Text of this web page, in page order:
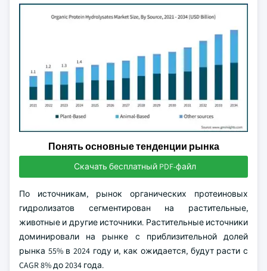
Понять основные тенденции рынка
Скачать бесплатный PDF-файл
По источникам, рынок органических протеиновых
гидролизатов сегментирован на растительные,
животные и другие источники. Растительные источники
доминировали на рынке с приблизительной долей
рынка 55% в 2024 году и, как ожидается, будут расти с
CAGR 8% до 2034 года.